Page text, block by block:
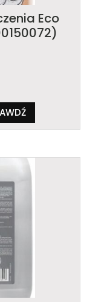
Eco